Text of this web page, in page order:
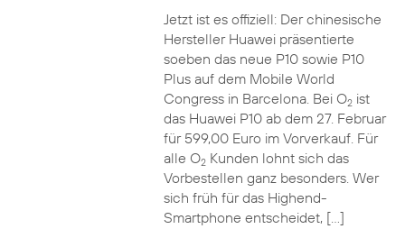
Jetzt ist es offiziell: Der chinesische
Hersteller Huawei präsentierte
soeben das neue P10 sowie P10
Plus auf dem Mobile World
Congress in Barcelona. Bei O2ist
das Huawei P10 ab dem 27. Februar
für 599,00 Euro im Vorverkauf. Für
alle O2Kunden lohnt sich das
Vorbestellen ganz besonders. Wer
sich früh für das Highend-
Smartphone entscheidet, […]